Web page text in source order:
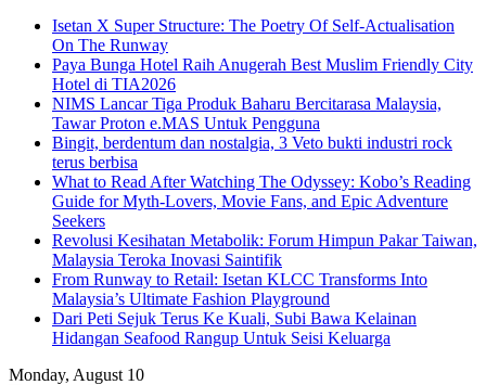
Isetan X Super Structure: The Poetry Of Self-Actualisation
On The Runway
Paya Bunga Hotel Raih Anugerah Best Muslim Friendly City
Hotel di TIA2026
NIMS Lancar Tiga Produk Baharu Bercitarasa Malaysia,
Tawar Proton e.MAS Untuk Pengguna
Bingit, berdentum dan nostalgia, 3 Veto bukti industri rock
terus berbisa
What to Read After Watching The Odyssey: Kobo’s Reading
Guide for Myth-Lovers, Movie Fans, and Epic Adventure
Seekers
Revolusi Kesihatan Metabolik: Forum Himpun Pakar Taiwan,
Malaysia Teroka Inovasi Saintifik
From Runway to Retail: Isetan KLCC Transforms Into
Malaysia’s Ultimate Fashion Playground
Dari Peti Sejuk Terus Ke Kuali, Subi Bawa Kelainan
Hidangan Seafood Rangup Untuk Seisi Keluarga
Monday, August 10